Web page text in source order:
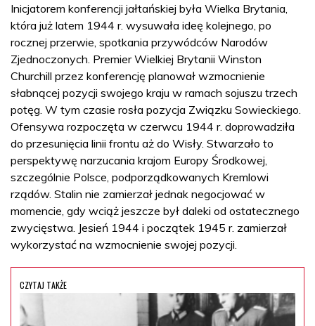
Inicjatorem konferencji jałtańskiej była Wielka Brytania,
która już latem 1944 r. wysuwała ideę kolejnego, po
rocznej przerwie, spotkania przywódców Narodów
Zjednoczonych. Premier Wielkiej Brytanii Winston
Churchill przez konferencję planował wzmocnienie
słabnącej pozycji swojego kraju w ramach sojuszu trzech
potęg. W tym czasie rosła pozycja Związku Sowieckiego.
Ofensywa rozpoczęta w czerwcu 1944 r. doprowadziła
do przesunięcia linii frontu aż do Wisły. Stwarzało to
perspektywę narzucania krajom Europy Środkowej,
szczególnie Polsce, podporządkowanych Kremlowi
rządów. Stalin nie zamierzał jednak negocjować w
momencie, gdy wciąż jeszcze był daleki od ostatecznego
zwycięstwa. Jesień 1944 i początek 1945 r. zamierzał
wykorzystać na wzmocnienie swojej pozycji.
CZYTAJ TAKŻE